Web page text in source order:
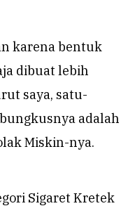
karena bentuk
dibuat lebih
saya, satu-
adalah
Miskin-nya.
Sigaret Kretek